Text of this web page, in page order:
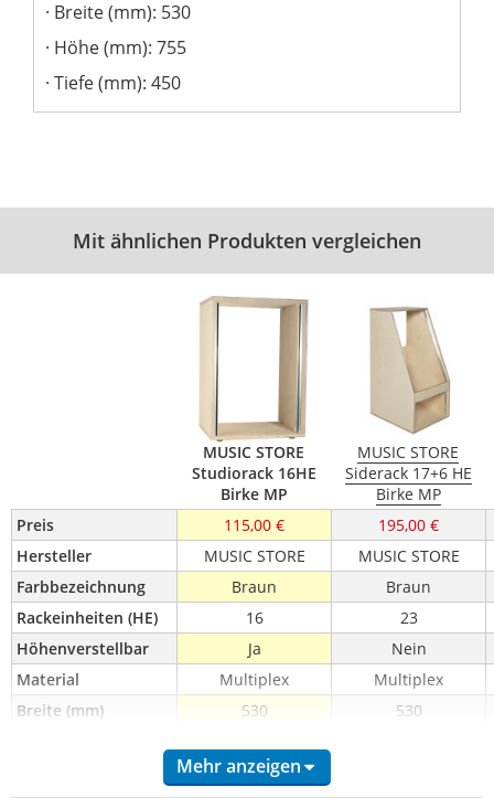
Breite (mm): 530
Höhe (mm): 755
Tiefe (mm): 450
Mit ähnlichen Produkten vergleichen
MUSIC STORE
Studiorack 16HE
Birke MP
MUSIC STORE
Siderack 17+6 HE
Birke MP
Preis
115,00 €
195,00 €
Hersteller
MUSIC STORE
MUSIC STORE
Farbbezeichnung
Braun
Braun
Rackeinheiten (HE)
16
23
Höhenverstellbar
Ja
Nein
Material
Multiplex
Multiplex
Breite (mm)
530
530
450
Mehr anzeigen